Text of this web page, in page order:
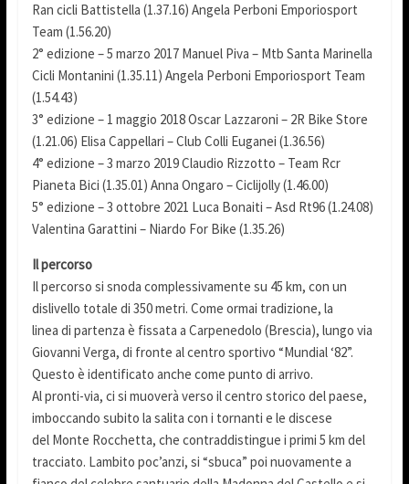
Ran cicli Battistella (1.37.16) Angela Perboni Emporiosport
Team (1.56.20)
2° edizione – 5 marzo 2017 Manuel Piva – Mtb Santa Marinella
Cicli Montanini (1.35.11) Angela Perboni Emporiosport Team
(1.54.43)
3° edizione – 1 maggio 2018 Oscar Lazzaroni – 2R Bike Store
(1.21.06) Elisa Cappellari – Club Colli Euganei (1.36.56)
4° edizione – 3 marzo 2019 Claudio Rizzotto – Team Rcr
Pianeta Bici (1.35.01) Anna Ongaro – Ciclijolly (1.46.00)
5° edizione – 3 ottobre 2021 Luca Bonaiti – Asd Rt96 (1.24.08)
Valentina Garattini – Niardo For Bike (1.35.26)
Il percorso
Il percorso si snoda complessivamente su 45 km, con un
dislivello totale di 350 metri. Come ormai tradizione, la
linea di partenza è fissata a Carpenedolo (Brescia), lungo via
Giovanni Verga, di fronte al centro sportivo “Mundial ‘82”.
Questo è identificato anche come punto di arrivo.
Al pronti-via, ci si muoverà verso il centro storico del paese,
imboccando subito la salita con i tornanti e le discese
del Monte Rocchetta, che contraddistingue i primi 5 km del
tracciato. Lambito poc’anzi, si “sbuca” poi nuovamente a